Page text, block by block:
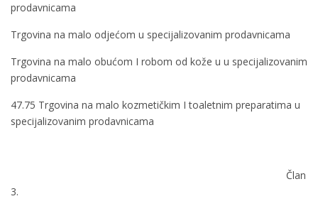
prodavnicama
Trgovina na malo odjećom u specijalizovanim prodavnicama
Trgovina na malo obućom I robom od kože u u specijalizovanim
prodavnicama
47.75 Trgovina na malo kozmetičkim I toaletnim preparatima u
specijalizovanim prodavnicama
Član
3.